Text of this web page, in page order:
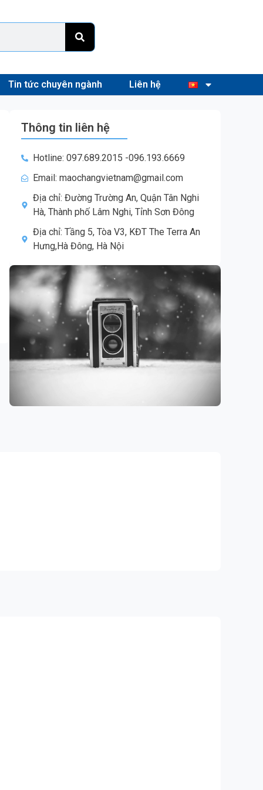
Tin tức chuyên ngành Liên hệ
Thông tin liên hệ
Hotline: 097.689.2015 -096.193.6669
Email: maochangvietnam@gmail.com
Địa chỉ: Đường Trường An, Quận Tân Nghi
Hà, Thành phố Lâm Nghi, Tỉnh Sơn Đông
Địa chỉ: Tầng 5, Tòa V3, KĐT The Terra An
Hưng,Hà Đông, Hà Nội